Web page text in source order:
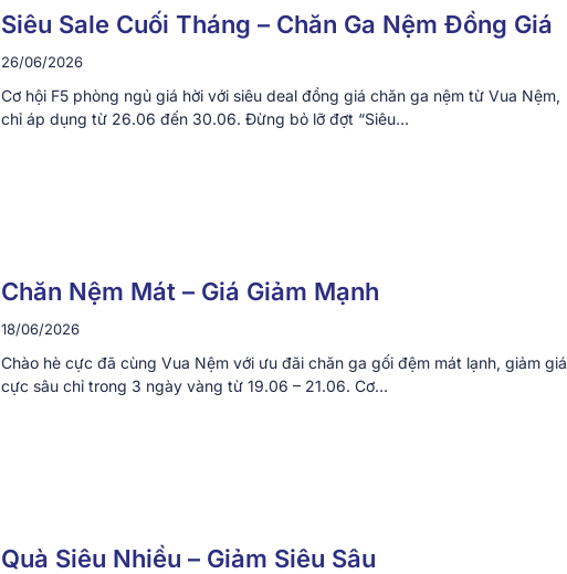
Siêu Sale Cuối Tháng – Chăn Ga Nệm Đồng Giá
26/06/2026
Cơ hội F5 phòng ngủ giá hời với siêu deal đồng giá chăn ga nệm từ Vua Nệm,
chỉ áp dụng từ 26.06 đến 30.06. Đừng bỏ lỡ đợt “Siêu…
Chăn Nệm Mát – Giá Giảm Mạnh
18/06/2026
Chào hè cực đã cùng Vua Nệm với ưu đãi chăn ga gối đệm mát lạnh, giảm giá
cực sâu chỉ trong 3 ngày vàng từ 19.06 – 21.06. Cơ…
Quà Siêu Nhiều – Giảm Siêu Sâu